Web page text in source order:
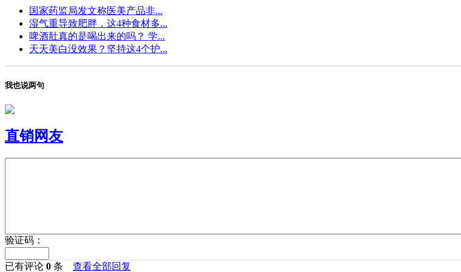
国家药监局发文称医美产品非...
湿气重导致肥胖，这4种食材多...
啤酒肚真的是喝出来的吗？ 学...
天天美白没效果？坚持这4个护...
我也说两句
直销网友
验证码：
已有评论 0 条 查看全部回复